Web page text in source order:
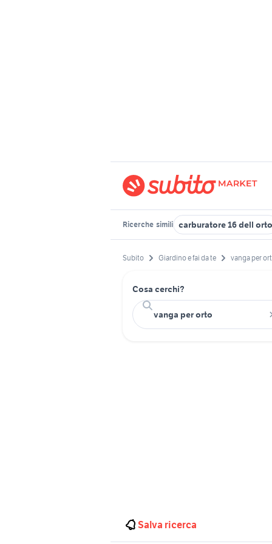
Ricerche simili carburatore 16 dell orto
Subito Giardino e fai da te vanga per
Cosa cerchi?
Salva ricerca